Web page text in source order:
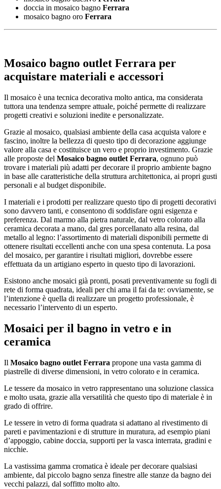
doccia in mosaico bagno Ferrara
mosaico bagno oro Ferrara
Mosaico bagno outlet Ferrara per
acquistare materiali e accessori
Il mosaico è una tecnica decorativa molto antica, ma considerata
tuttora una tendenza sempre attuale, poiché permette di realizzare
progetti creativi e soluzioni inedite e personalizzate.
Grazie al mosaico, qualsiasi ambiente della casa acquista valore e
fascino, inoltre la bellezza di questo tipo di decorazione aggiunge
valore alla casa e costituisce un vero e proprio investimento. Grazie
alle proposte del Mosaico bagno outlet Ferrara, ognuno può
trovare i materiali più adatti per decorare il proprio ambiente bagno
in base alle caratteristiche della struttura architettonica, ai propri gusti
personali e al budget disponibile.
I materiali e i prodotti per realizzare questo tipo di progetti decorativi
sono davvero tanti, e consentono di soddisfare ogni esigenza e
preferenza. Dal marmo alla pietra naturale, dal vetro colorato alla
ceramica decorata a mano, dal gres porcellanato alla resina, dal
metallo al legno: l’assortimento di materiali disponibili permette di
ottenere risultati eccellenti anche con una spesa contenuta. La posa
del mosaico, per garantire i risultati migliori, dovrebbe essere
effettuata da un artigiano esperto in questo tipo di lavorazioni.
Esistono anche mosaici già pronti, posati preventivamente su fogli di
rete di forma quadrata, ideali per chi ama il fai da te: ovviamente, se
l’intenzione è quella di realizzare un progetto professionale, è
necessario l’intervento di un esperto.
Mosaici per il bagno in vetro e in
ceramica
Il Mosaico bagno outlet Ferrara propone una vasta gamma di
piastrelle di diverse dimensioni, in vetro colorato e in ceramica.
Le tessere da mosaico in vetro rappresentano una soluzione classica
e molto usata, grazie alla versatilità che questo tipo di materiale è in
grado di offrire.
Le tessere in vetro di forma quadrata si adattano al rivestimento di
pareti e pavimentazioni e di strutture in muratura, ad esempio piani
d’appoggio, cabine doccia, supporti per la vasca interrata, gradini e
nicchie.
La vastissima gamma cromatica è ideale per decorare qualsiasi
ambiente, dal piccolo bagno senza finestre alle stanze da bagno dei
vecchi palazzi, dal soffitto molto alto.